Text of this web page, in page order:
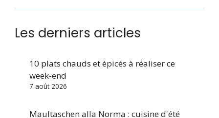
Les derniers articles
10 plats chauds et épicés à réaliser ce
week-end
7 août 2026
Maultaschen alla Norma : cuisine d'été